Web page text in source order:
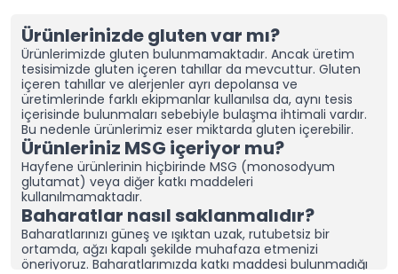
Ürünlerinizde gluten var mı?
Ürünlerimizde gluten bulunmamaktadır. Ancak üretim
tesisimizde gluten içeren tahıllar da mevcuttur. Gluten
içeren tahıllar ve alerjenler ayrı depolansa ve
üretimlerinde farklı ekipmanlar kullanılsa da, aynı tesis
içerisinde bulunmaları sebebiyle bulaşma ihtimali vardır.
Bu nedenle ürünlerimiz eser miktarda gluten içerebilir.
Ürünleriniz MSG içeriyor mu?
Hayfene ürünlerinin hiçbirinde MSG (monosodyum
glutamat) veya diğer katkı maddeleri
kullanılmamaktadır.
Baharatlar nasıl saklanmalıdır?
Baharatlarınızı güneş ve ışıktan uzak, rutubetsiz bir
ortamda, ağzı kapalı şekilde muhafaza etmenizi
öneriyoruz. Baharatlarımızda katkı maddesi bulunmadığı